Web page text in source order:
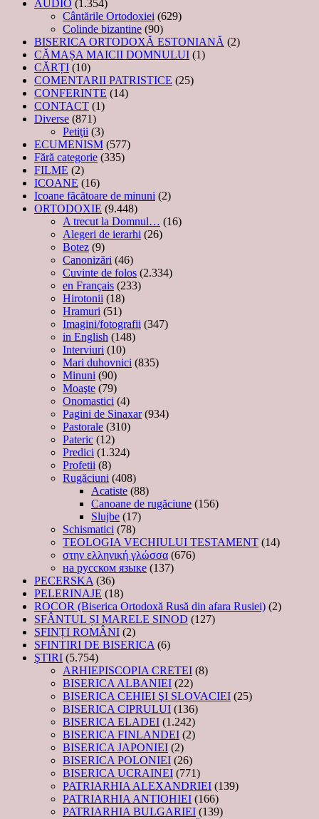
AUDIO (1.354)
Cântările Ortodoxiei (629)
Colinde bizantine (90)
BISERICA ORTODOXĂ ESTONIANĂ (2)
CĂMAȘA MAICII DOMNULUI (1)
CĂRȚI (10)
COMENTARII PATRISTICE (25)
CONFERINTE (14)
CONTACT (1)
Diverse (871)
Petiţii (3)
ECUMENISM (577)
Fără categorie (335)
FILME (2)
ICOANE (16)
Icoane făcătoare de minuni (2)
ORTODOXIE (9.448)
A trecut la Domnul… (16)
Alegeri de ierarhi (26)
Botez (9)
Canonizări (46)
Cuvinte de folos (2.334)
en Français (233)
Hirotonii (18)
Hramuri (51)
Imagini/fotografii (347)
in English (148)
Interviuri (10)
Mari duhovnici (835)
Minuni (90)
Moaşte (79)
Onomastici (4)
Pagini de Sinaxar(934)
Pastorale (310)
Pateric (12)
Predici (1.324)
Profetii (8)
Rugăciuni (408)
Acatiste (88)
Canoane de rugăciune (156)
Slujbe (17)
Schismatici (78)
TEOLOGIA VECHIULUI TESTAMENT (14)
στην ελληνική γλώσσα (676)
на русском языке (137)
PECERSKA (36)
PELERINAJE (18)
ROCOR (Biserica Ortodoxă Rusă din afara Rusiei) (2)
SFÂNTUL ȘI MARELE SINOD (127)
SFINȚI ROMÂNI (2)
SFINTIRI DE BISERICA (6)
ŞTIRI (5.754)
ARHIEPISCOPIA CRETEI (8)
BISERICA ALBANIEI (22)
BISERICA CEHIEI ŞI SLOVACIEI (25)
BISERICA CIPRULUI (136)
BISERICA ELADEI (1.242)
BISERICA FINLANDEI (2)
BISERICA JAPONIEI (2)
BISERICA POLONIEI (26)
BISERICA UCRAINEI (771)
PATRIARHIA ALEXANDRIEI (139)
PATRIARHIA ANTIOHIEI (166)
PATRIARHIA BULGARIEI (139)